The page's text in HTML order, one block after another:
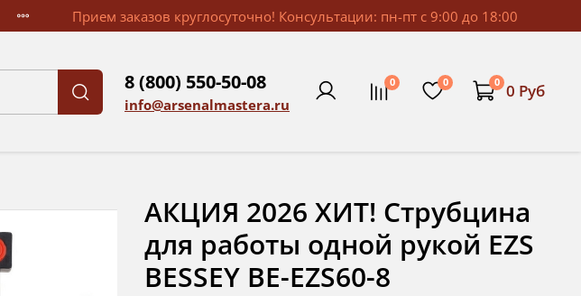
Прием заказов круглосуточно! Консультации: пн-пт с 9:00 до 18:00
8 (800) 550-50-08
info@arsenalmastera.ru
0 0 0 0 Руб
АКЦИЯ 2026 ХИТ! Струбцина
для работы одной рукой EZS
BESSEY BE-EZS60-8